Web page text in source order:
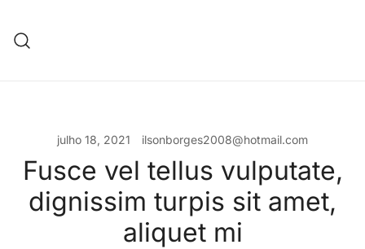
para
conteúdo
julho 18, 2021 ilsonborges2008@hotmail.com
Fusce vel tellus vulputate,
dignissim turpis sit amet,
aliquet mi